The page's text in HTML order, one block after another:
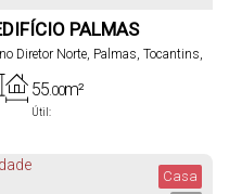
PALMAS
Diretor Norte, Palmas, Tocantins,
Útil:
55.00m²
Casa